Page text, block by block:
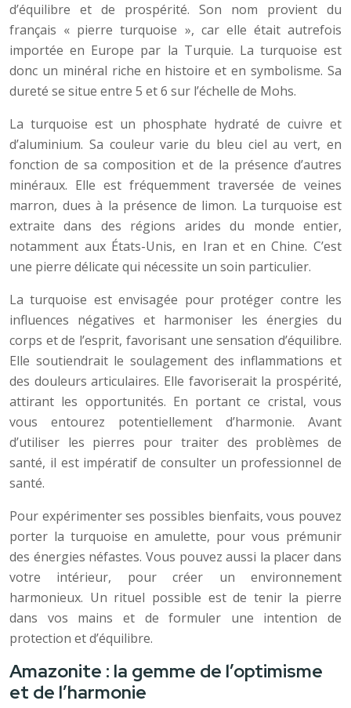
d’équilibre et de prospérité. Son nom provient du
français « pierre turquoise », car elle était autrefois
importée en Europe par la Turquie. La turquoise est
donc un minéral riche en histoire et en symbolisme. Sa
dureté se situe entre 5 et 6 sur l’échelle de Mohs.
La turquoise est un phosphate hydraté de cuivre et
d’aluminium. Sa couleur varie du bleu ciel au vert, en
fonction de sa composition et de la présence d’autres
minéraux. Elle est fréquemment traversée de veines
marron, dues à la présence de limon. La turquoise est
extraite dans des régions arides du monde entier,
notamment aux États-Unis, en Iran et en Chine. C’est
une pierre délicate qui nécessite un soin particulier.
La turquoise est envisagée pour protéger contre les
influences négatives et harmoniser les énergies du
corps et de l’esprit, favorisant une sensation d’équilibre.
Elle soutiendrait le soulagement des inflammations et
des douleurs articulaires. Elle favoriserait la prospérité,
attirant les opportunités. En portant ce cristal, vous
vous entourez potentiellement d’harmonie. Avant
d’utiliser les pierres pour traiter des problèmes de
santé, il est impératif de consulter un professionnel de
santé.
Pour expérimenter ses possibles bienfaits, vous pouvez
porter la turquoise en amulette, pour vous prémunir
des énergies néfastes. Vous pouvez aussi la placer dans
votre intérieur, pour créer un environnement
harmonieux. Un rituel possible est de tenir la pierre
dans vos mains et de formuler une intention de
protection et d’équilibre.
Amazonite : la gemme de l’optimisme
et de l’harmonie